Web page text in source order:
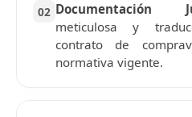
02 Documentación
meticulosa y
contrato de
normativa vigente.